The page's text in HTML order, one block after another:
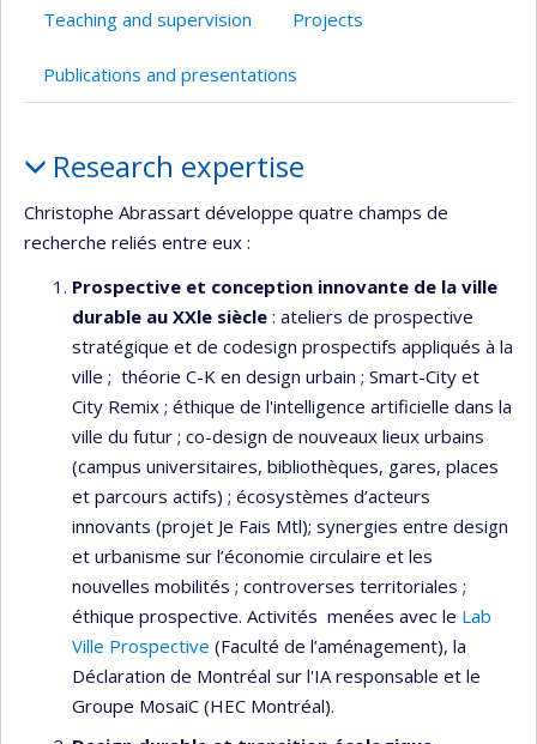
Teaching and supervision Projects
Publications and presentations
Research expertise
Christophe Abrassart développe quatre champs de
recherche reliés entre eux :
Prospective et conception innovante de la ville
durable au XXle siècle : ateliers de prospective
stratégique et de codesign prospectifs appliqués à la
ville ; théorie C-K en design urbain ; Smart-City et
City Remix ; éthique de l'intelligence artificielle dans la
ville du futur ; co-design de nouveaux lieux urbains
(campus universitaires, bibliothèques, gares, places
et parcours actifs) ; écosystèmes d’acteurs
innovants (projet Je Fais Mtl); synergies entre design
et urbanisme sur l’économie circulaire et les
nouvelles mobilités ; controverses territoriales ;
éthique prospective. Activités menées avec le Lab
Ville Prospective (Faculté de l’aménagement), la
Déclaration de Montréal sur l'IA responsable et le
Groupe MosaiC (HEC Montréal).